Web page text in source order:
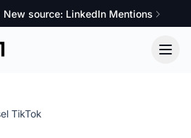
New source: LinkedIn Mentions
TikTok